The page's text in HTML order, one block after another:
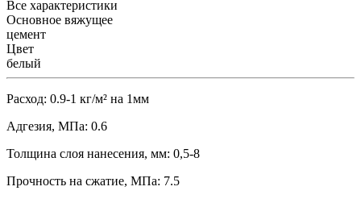
Все характеристики
Основное вяжущее
цемент
Цвет
белый
Расход: 0.9-1 кг/м² на 1мм
Адгезия, МПа: 0.6
Толщина слоя нанесения, мм: 0,5-8
Прочность на сжатие, МПа: 7.5